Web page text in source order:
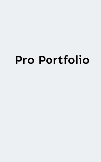
Pro Portfolio